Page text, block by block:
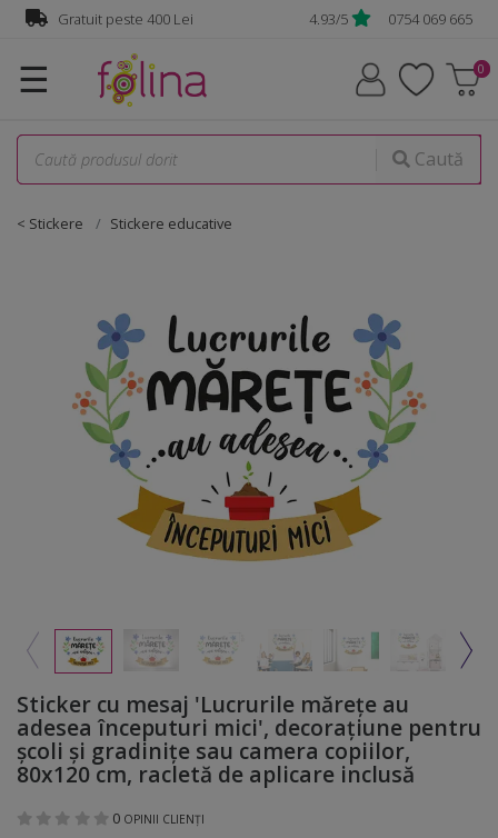
Gratuit peste 400 Lei 4.93/5 0754 069 665
☰
Caută
< Stickere Stickere educative
Sticker cu mesaj 'Lucrurile mărețe au
adesea începuturi mici', decorațiune pentru
școli și gradinițe sau camera copiilor,
80x120 cm, racletă de aplicare inclusă
0 OPINII CLIENȚI